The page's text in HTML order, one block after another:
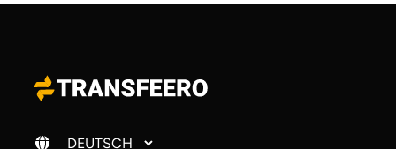
Sprache ändern